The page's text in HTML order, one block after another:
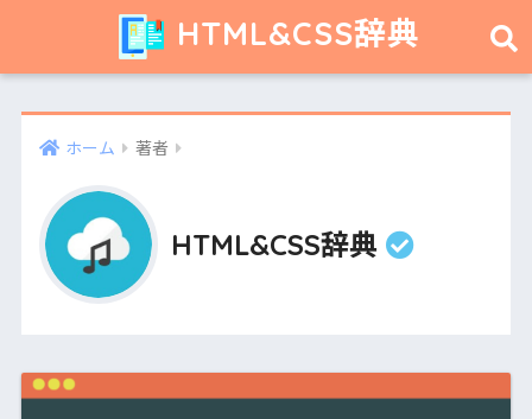
HTML&CSS辞典
ホーム 著者
HTML&CSS辞典